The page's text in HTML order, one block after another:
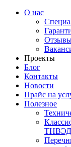
О нас
Проекты
Блог
Контакты
Новости
Прайс на
Полезное
ТНВЭД